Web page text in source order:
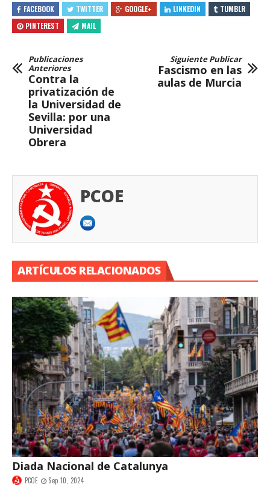
FACEBOOK TWITTER GOOGLE+ LINKEDIN
TUMBLR
PINTEREST
MAIL
Publicaciones
Anteriores
Contra la
privatización de
la Universidad de
Sevilla: por una
Universidad
Obrera
Siguiente Publicar
Fascismo en las
aulas de Murcia
PCOE
ARTÍCULOS RELACIONADOS
Diada Nacional de Catalunya
PCOE Sep 10, 2024